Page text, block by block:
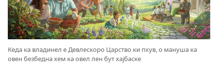
Кеда ка владинел е Девлескоро Царство ки пхув, о мануша ка
овен безбедна хем ка овел лен бут хајбаске